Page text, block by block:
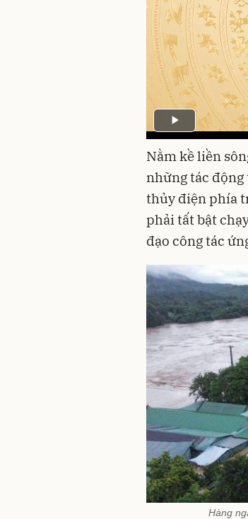
Nằm kề liền
những tác
thủy điện phía
phải tất bật
đạo công tác
Hàng